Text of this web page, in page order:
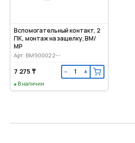
Вспомогательный контакт, 2
ПК, монтаж на защелку, ВМ/
МР
Арт: BM900022--
7 275 ₸ − +
В наличии